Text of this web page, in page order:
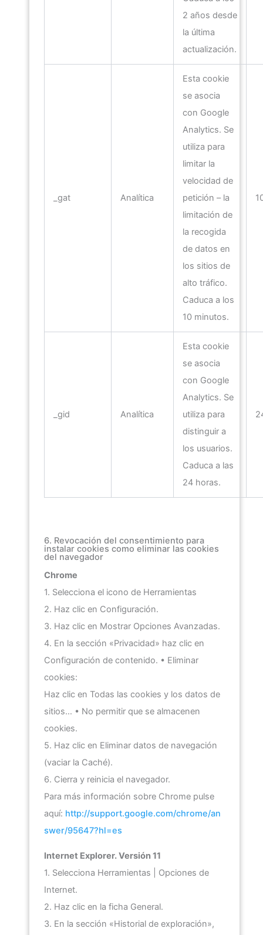
2 años desde
la última
actualización.
_gat Analítica
Esta cookie
se asocia
con Google
Analytics. Se
utiliza para
limitar la
velocidad de
petición – la
limitación de
la recogida
de datos en
los sitios de
alto tráfico.
Caduca a los
10 minutos.
_gid Analítica
Esta cookie
se asocia
con Google
Analytics. Se
utiliza para
distinguir a
los usuarios.
Caduca a las
24 horas.
6. Revocación del consentimiento para
instalar cookies como eliminar las cookies
del navegador
Chrome
1. Selecciona el icono de Herramientas
2. Haz clic en Configuración.
3. Haz clic en Mostrar Opciones Avanzadas.
4. En la sección «Privacidad» haz clic en
Configuración de contenido. • Eliminar
cookies:
Haz clic en Todas las cookies y los datos de
sitios… • No permitir que se almacenen
cookies.
5. Haz clic en Eliminar datos de navegación
(vaciar la Caché).
6. Cierra y reinicia el navegador.
Para más información sobre Chrome pulse
aquí: http://support.google.com/chrome/an
swer/95647?hl=es
Internet Explorer. Versión 11
1. Selecciona Herramientas | Opciones de
Internet.
2. Haz clic en la ficha General.
3. En la sección «Historial de exploración»,